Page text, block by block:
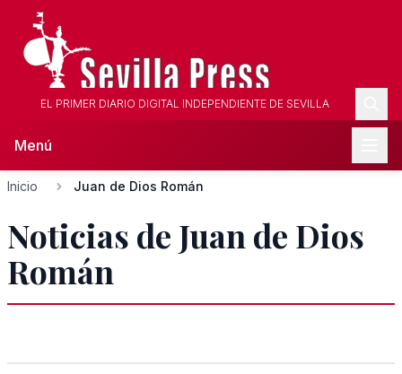
EL PRIMER DIARIO DIGITAL INDEPENDIENTE DE SEVILLA
Menú
Inicio Juan de Dios Román
Noticias de Juan de Dios
Román